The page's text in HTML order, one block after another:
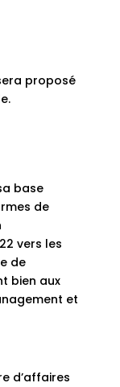
proposé
base
de
vers les
de
bien aux
et
d’affaires